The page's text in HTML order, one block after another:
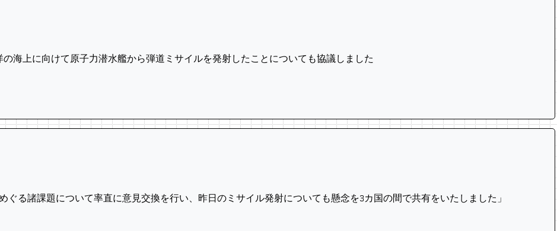
海上に向けて原子力潜水艦から弾道ミサイルを発射したことについても協議しました
る諸課題について率直に意見交換を行い、昨日のミサイル発射についても懸念を3カ国の間で共有をいたしました」